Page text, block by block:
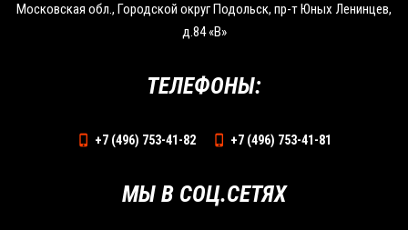
Московская обл., Городской округ Подольск, пр-т Юных Ленинцев,
д.84 «В»
ТЕЛЕФОНЫ:
+7 (496) 753-41-82 +7 (496) 753-41-81
МЫ В СОЦ.СЕТЯХ